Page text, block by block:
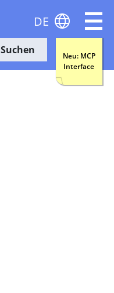
Suchen
Neu: MCP
Interface
DE